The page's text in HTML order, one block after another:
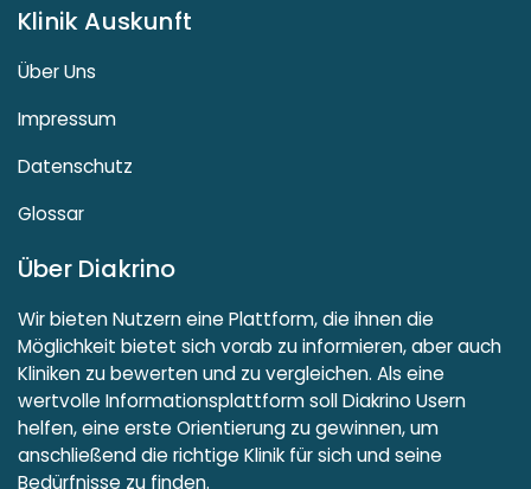
Klinik Auskunft
Über Uns
Impressum
Datenschutz
Glossar
Über Diakrino
Wir bieten Nutzern eine Plattform, die ihnen die
Möglichkeit bietet sich vorab zu informieren, aber auch
Kliniken zu bewerten und zu vergleichen. Als eine
wertvolle Informationsplattform soll Diakrino Usern
helfen, eine erste Orientierung zu gewinnen, um
anschließend die richtige Klinik für sich und seine
Bedürfnisse zu finden.